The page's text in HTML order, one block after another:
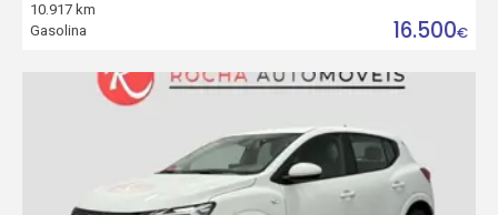
10.917 km
Gasolina
16.500€